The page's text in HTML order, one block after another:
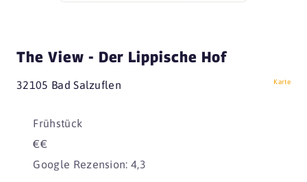
The View - Der Lippische Hof
32105 Bad Salzuflen Karte
Frühstück
€€
Google Rezension: 4,3